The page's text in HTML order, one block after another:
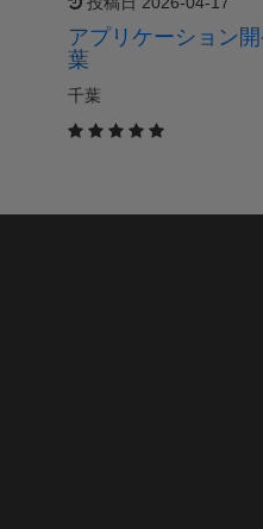
アプリケーション
葉
千葉